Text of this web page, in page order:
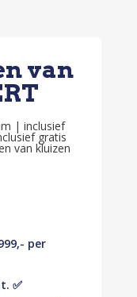
van
| inclusief
gratis
van kluizen
per
✅